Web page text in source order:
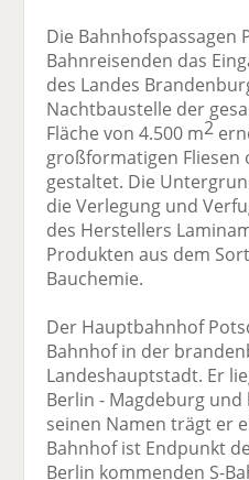
Die Bahnhofspassagen
Bahnreisenden das
des Landes
Nachtbaustelle der
Fläche von 4.500 m2
großformatigen
gestaltet. Die
die Verlegung und
des Herstellers
Produkten aus dem
Bauchemie.
Der Hauptbahnhof
Bahnhof in der
Landeshauptstadt. Er
Berlin - Magdeburg und
seinen Namen trägt er
Bahnhof ist Endpunkt
Berlin kommenden S-